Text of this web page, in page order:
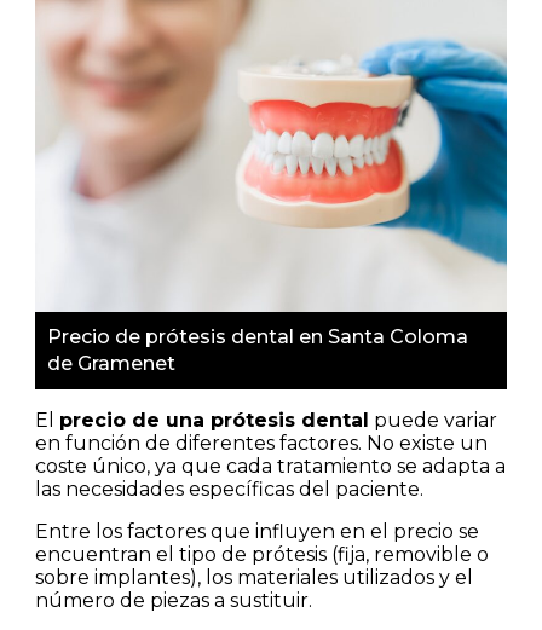
Precio de prótesis dental en Santa Coloma
de Gramenet
El precio de una prótesis dental puede variar
en función de diferentes factores. No existe un
coste único, ya que cada tratamiento se adapta a
las necesidades específicas del paciente.
Entre los factores que influyen en el precio se
encuentran el tipo de prótesis (fija, removible o
sobre implantes), los materiales utilizados y el
número de piezas a sustituir.